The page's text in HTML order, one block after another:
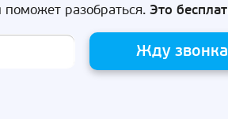
разобраться. Это
Жду звонка